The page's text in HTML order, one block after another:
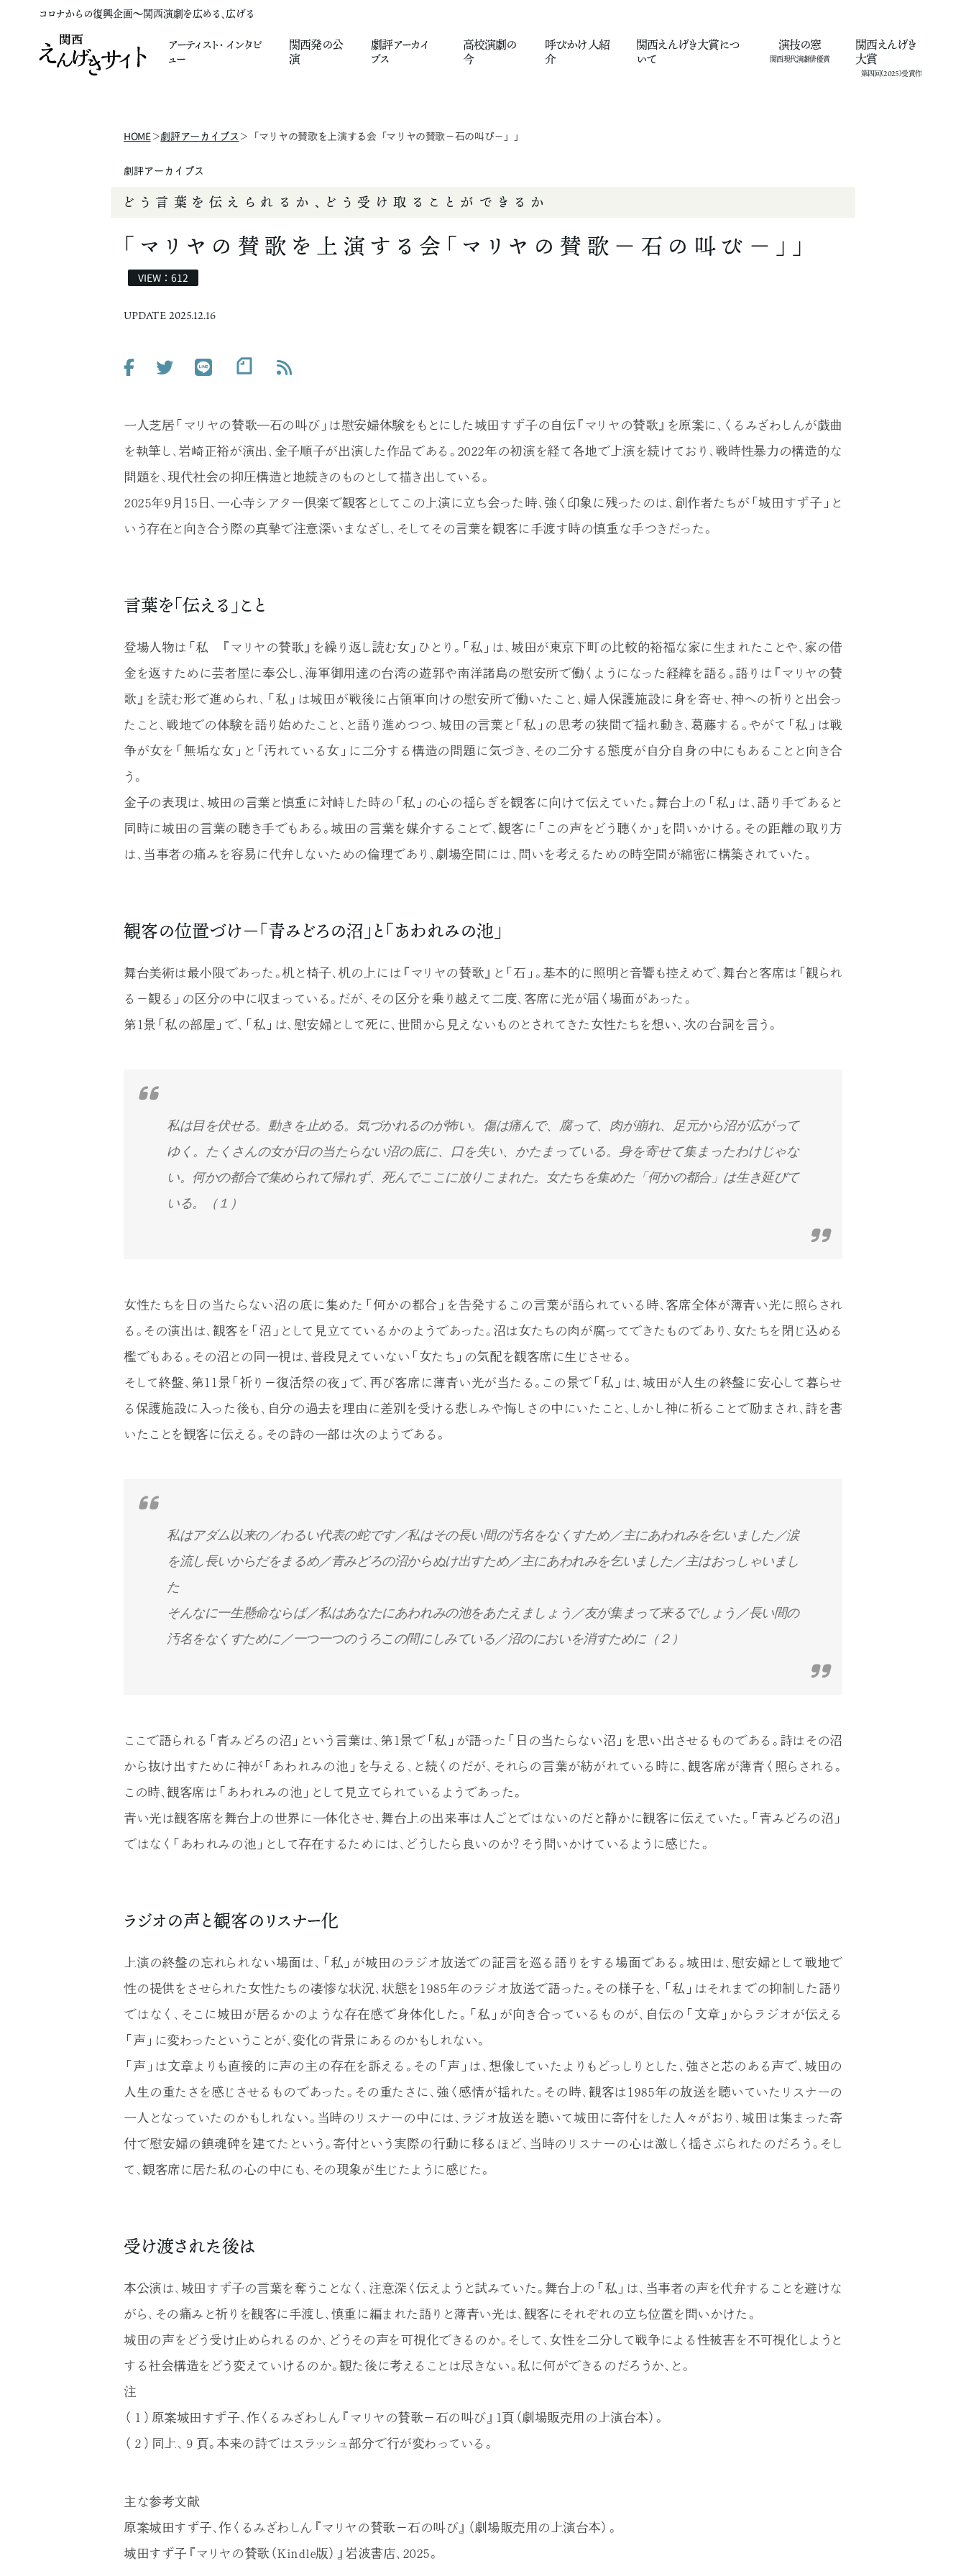
コロナからの復興企画～関西演劇を広める、広げる
アーティスト・ インタビ
ュー
関西発の公
演
劇評アーカイ
ブス
高校演劇の
今
呼びかけ人紹
介
関西えんげき大賞につ
いて
演技の窓
関西えんげき
大賞
HOME＞劇評アーカイブス ＞ 「マリヤの賛歌を上演する会「マリヤの賛歌－石の叫び－」」
劇評アーカイブス
どう言葉を伝えられるか、どう受け取ることができるか
「マリヤの賛歌を上演する会「マリヤの賛歌－石の叫び－」」
VIEW：612
UPDATE 2025.12.16
一人芝居「マリヤの賛歌―石の叫び」は慰安婦体験をもとにした城田すず子の自伝『マリヤの賛歌』を原案に、くるみざわしんが戯曲
を執筆し、岩崎正裕が演出、金子順子が出演した作品である。2022年の初演を経て各地で上演を続けており、戦時性暴力の構造的な
問題を、現代社会の抑圧構造と地続きのものとして描き出している。
2025年9月15日、一心寺シアター倶楽で観客としてこの上演に立ち会った時、強く印象に残ったのは、創作者たちが「城田すず子」と
いう存在と向き合う際の真摯で注意深いまなざし、そしてその言葉を観客に手渡す時の慎重な手つきだった。
言葉を「伝える」こと
登場人物は「私 『マリヤの賛歌』を繰り返し読む女」ひとり。「私」は、城田が東京下町の比較的裕福な家に生まれたことや、家の借
金を返すために芸者屋に奉公し、海軍御用達の台湾の遊郭や南洋諸島の慰安所で働くようになった経緯を語る。語りは『マリヤの賛
歌』を読む形で進められ、「私」は城田が戦後に占領軍向けの慰安所で働いたこと、婦人保護施設に身を寄せ、神への祈りと出会っ
たこと、戦地での体験を語り始めたこと、と語り進めつつ、城田の言葉と「私」の思考の狭間で揺れ動き、葛藤する。やがて「私」は戦
争が女を「無垢な女」と「汚れている女」に二分する構造の問題に気づき、その二分する態度が自分自身の中にもあることと向き合
う。
金子の表現は、城田の言葉と慎重に対峙した時の「私」の心の揺らぎを観客に向けて伝えていた。舞台上の「私」は、語り手であると
同時に城田の言葉の聴き手でもある。城田の言葉を媒介することで、観客に「この声をどう聴くか」を問いかける。その距離の取り方
は、当事者の痛みを容易に代弁しないための倫理であり、劇場空間には、問いを考えるための時空間が綿密に構築されていた。
観客の位置づけ－「青みどろの沼」と「あわれみの池」
舞台美術は最小限であった。机と椅子、机の上には『マリヤの賛歌』と「石」。基本的に照明と音響も控えめで、舞台と客席は「観られ
る－観る」の区分の中に収まっている。だが、その区分を乗り越えて二度、客席に光が届く場面があった。
第1景「私の部屋」で、「私」は、慰安婦として死に、世間から見えないものとされてきた女性たちを想い、次の台詞を言う。
私は目を伏せる。動きを止める。気づかれるのが怖い。傷は痛んで、腐って、肉が崩れ、足元から沼が広がって
ゆく。たくさんの女が日の当たらない沼の底に、口を失い、かたまっている。身を寄せて集まったわけじゃな
い。何かの都合で集められて帰れず、死んでここに放りこまれた。女たちを集めた「何かの都合」は生き延びて
いる。（１）
女性たちを日の当たらない沼の底に集めた「何かの都合」を告発するこの言葉が語られている時、客席全体が薄青い光に照らされ
る。その演出は、観客を「沼」として見立てているかのようであった。沼は女たちの肉が腐ってできたものであり、女たちを閉じ込める
檻でもある。その沼との同一視は、普段見えていない「女たち」の気配を観客席に生じさせる。
そして終盤、第11景「祈り－復活祭の夜」で、再び客席に薄青い光が当たる。この景で「私」は、城田が人生の終盤に安心して暮らせ
る保護施設に入った後も、自分の過去を理由に差別を受ける悲しみや悔しさの中にいたこと、しかし神に祈ることで励まされ、詩を書
いたことを観客に伝える。その詩の一部は次のようである。
私はアダム以来の／わるい代表の蛇です／私はその長い間の汚名をなくすため／主にあわれみを乞いました／涙
を流し長いからだをまるめ／青みどろの沼からぬけ出すため／主にあわれみを乞いました／主はおっしゃいまし
た
そんなに一生懸命ならば／私はあなたにあわれみの池をあたえましょう／友が集まって来るでしょう／長い間の
汚名をなくすために／一つ一つのうろこの間にしみている／沼のにおいを消すために（２）
ここで語られる「青みどろの沼」という言葉は、第1景で「私」が語った「日の当たらない沼」を思い出させるものである。詩はその沼
から抜け出すために神が「あわれみの池」を与える、と続くのだが、それらの言葉が紡がれている時に、観客席が薄青く照らされる。
この時、観客席は「あわれみの池」として見立てられているようであった。
青い光は観客席を舞台上の世界に一体化させ、舞台上の出来事は人ごとではないのだと静かに観客に伝えていた。「青みどろの沼」
ではなく「あわれみの池」として存在するためには、どうしたら良いのか？そう問いかけているように感じた。
ラジオの声と観客のリスナー化
上演の終盤の忘れられない場面は、「私」が城田のラジオ放送での証言を巡る語りをする場面である。城田は、慰安婦として戦地で
性の提供をさせられた女性たちの凄惨な状況、状態を1985年のラジオ放送で語った。その様子を、「私」はそれまでの抑制した語り
ではなく、そこに城田が居るかのような存在感で身体化した。「私」が向き合っているものが、自伝の「文章」からラジオが伝える
「声」に変わったということが、変化の背景にあるのかもしれない。
「声」は文章よりも直接的に声の主の存在を訴える。その「声」は、想像していたよりもどっしりとした、強さと芯のある声で、城田の
人生の重たさを感じさせるものであった。その重たさに、強く感情が揺れた。その時、観客は1985年の放送を聴いていたリスナーの
一人となっていたのかもしれない。当時のリスナーの中には、ラジオ放送を聴いて城田に寄付をした人々がおり、城田は集まった寄
付で慰安婦の鎮魂碑を建てたという。寄付という実際の行動に移るほど、当時のリスナーの心は激しく揺さぶられたのだろう。そし
て、観客席に居た私の心の中にも、その現象が生じたように感じた。
受け渡された後は
本公演は、城田すず子の言葉を奪うことなく、注意深く伝えようと試みていた。舞台上の「私」は、当事者の声を代弁することを避けな
がら、その痛みと祈りを観客に手渡し、慎重に編まれた語りと薄青い光は、観客にそれぞれの立ち位置を問いかけた。
城田の声をどう受け止められるのか、どうその声を可視化できるのか。そして、女性を二分して戦争による性被害を不可視化しようと
する社会構造をどう変えていけるのか。観た後に考えることは尽きない。私に何ができるのだろうか、と。
注
（１）原案城田すず子、作くるみざわしん『マリヤの賛歌－石の叫び』1頁（劇場販売用の上演台本）。
（２）同上、９頁。本来の詩ではスラッシュ部分で行が変わっている。
主な参考文献
原案城田すず子、作くるみざわしん『マリヤの賛歌－石の叫び』（劇場販売用の上演台本）。
城田すず子『マリヤの賛歌（Kindle版）』岩波書店、2025。